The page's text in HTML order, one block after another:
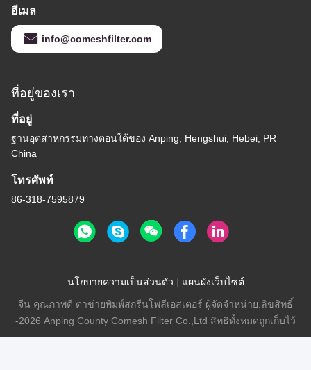
อีเมล
info@comeshfilter.com
ที่อยู่ของเรา
ที่อยู่
ฐานอุตสาหกรรมทางตอนใต้ของ Anping, Hengshui, Hebei, PR
China
โทรศัพท์
86-318-7595879
นโยบายความเป็นส่วนตัว | แผนผังเว็บไซต์
จีน คุณภาพดี ตาข่ายพิมพ์สกรีนโพลีเอสเตอร์ ผู้จัดจําหน่าย.ลิขสิทธิ์
-2026 Anping County Comesh Filter Co.,Ltd สิทธิทั้งหมดถูกเก็บไว้